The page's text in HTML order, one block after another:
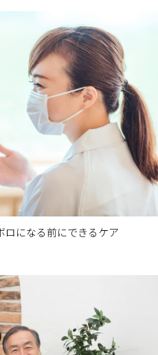
ロになる前にできるケア